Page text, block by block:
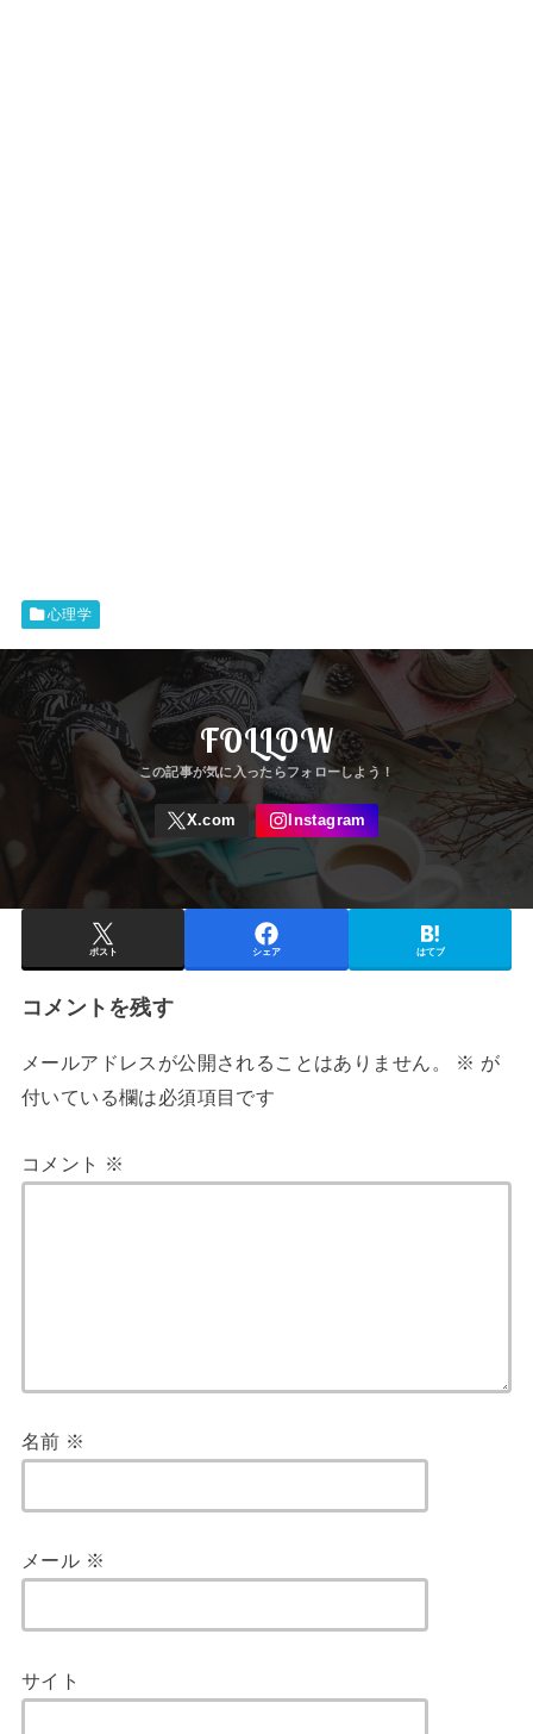
心理学
FOLLOW
ポスト シェア はてブ
コメントを残す
メールアドレスが公開されることはありません。 ※ が
付いている欄は必須項目です
コメント ※
名前 ※
メール ※
サイト